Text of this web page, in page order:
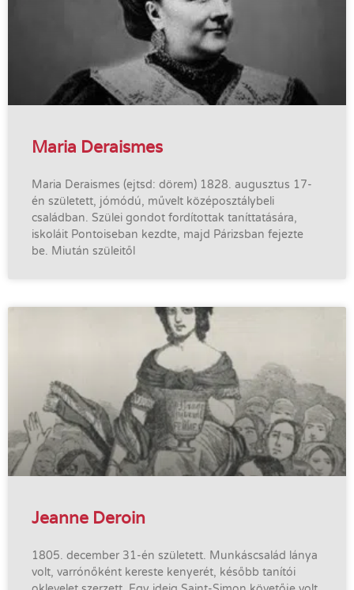
Maria Deraismes
Maria Deraismes (ejtsd: dörem) 1828. augusztus 17-
én született, jómódú, művelt középosztálybeli
családban. Szülei gondot fordítottak taníttatására,
iskoláit Pontoiseban kezdte, majd Párizsban fejezte
be. Miután szüleitől
Jeanne Deroin
1805. december 31-én született. Munkáscsalád lánya
volt, varrónőként kereste kenyerét, később tanítói